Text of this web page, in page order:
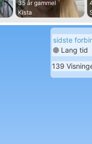
35 år gammel
Kista
sidste
Lang tid
139